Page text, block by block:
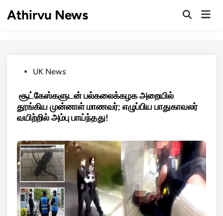
Athirvu News
OpenMain
PostedUK News
சூட்கேஸ்களுடன் பல்கலைக்கழக அறையில்
தூங்கிய முன்னாள் மாணவர்; எழுப்பிய பாதுகாவலர்
வயிற்றில் அம்பு பாய்ந்தது!